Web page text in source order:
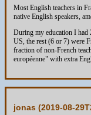
Most English teachers in
native English speakers,
During my education I had
US, the rest (6 or 7) were
fraction of non-French
européenne" with extra
jonas (2019-08-